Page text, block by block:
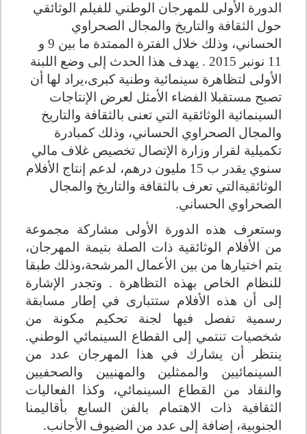
الدورة الأولى للمهرجان الوطني للفيلم الوثائقي
حول الثقافة والتاريخ والمجال الصحراوي
الحساني، وذلك خلال الفترة الممتدة ما بين 9 و
11 نونبر 2015
. يهدف هذا الحدث إلى وضع اللبنة
الأولى لتظاهرة سينمائية وطنية كبرى،يراد لها أن
تصبح مستقبلا الفضاء الأمثل لعرض الإنتاجات
السينمائية الوثائقية التي تعنى بالثقافة والتاريخ
والمجال الصحراوي الحساني، وذلك كمبادرة
تكميلية لقرار وزارة الإتصال تخصيص غلاف مالي
سنوي يقدر ب 15 مليون درهم، لدعم إنتاج الأفلام
الوثائقيةالتي تعرف بالثقافة والتاريخ والمجال
الصحراوي الحساني.
وستعرف هذه الدورة الأولى مشاركة مجموعة
من الأفلام الوثائقية ذات الصلة بتيمة المهرجان،
يتم اختيارها من بين الأعمال المرشحة،وذلك طبقا
للنظام الخاص بهذه التظاهرة . وتجدر الإشارة
إلى أن هذه الأفلام ستتبارى في إطار مسابقة
رسمية تفصل فيها لجنة تحكيم مكونة من
شخصيات تنتمي إلى القطاع السينمائي الوطني.
ينتظر أن يشارك في هذا المهرجان عدد من
السينمائيين والممثلين والمهنيين والصحفيين
والنقاد من القطاع السينمائي، وكذا الفعاليات
الثقافية ذات الاهتمام بالفن السابع بأقاليمنا
الجنوبية، إضافة إلى عدد من الضيوف الأجانب.